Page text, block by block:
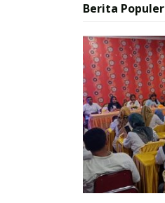
Berita Populer